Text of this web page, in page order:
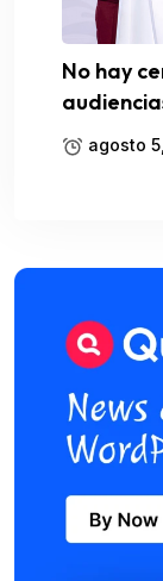
No hay
agosto